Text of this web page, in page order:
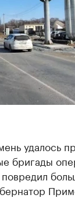
удалось
бригады